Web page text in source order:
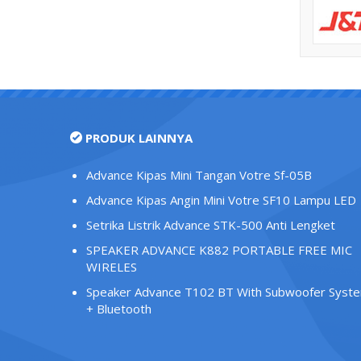
PRODUK LAINNYA
Advance Kipas Mini Tangan Votre Sf-05B
Advance Kipas Angin Mini Votre SF10 Lampu LED
Setrika Listrik Advance STK-500 Anti Lengket
SPEAKER ADVANCE K882 PORTABLE FREE MIC
WIRELES
Speaker Advance T102 BT With Subwoofer
+ Bluetooth